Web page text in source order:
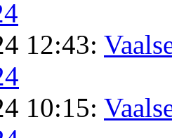
12:43:
10:15: